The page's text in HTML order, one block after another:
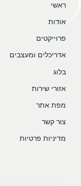
ראשי
אודות
פרוייקטים
אדריכלים ומעצבים
בלוג
אזורי שירות
מפת אתר
צור קשר
מדיניות פרטיות